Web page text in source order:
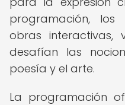
programación,
obras interactivas,
desafían las
poesía y el arte.
La programación